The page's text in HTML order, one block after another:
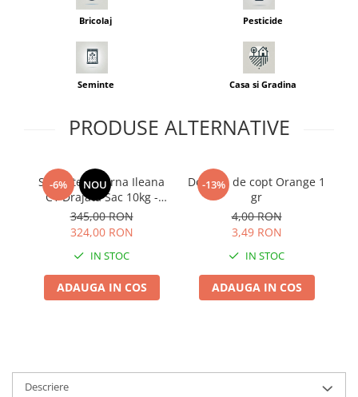
Seminte varza
Seminte Vinete
Seminte zucchini
Seminte Legume Profesionale
Pesticide
Adjuvant
Ingrasaminte plante
Bricolaj Pesticide
Seminte Casa si Gradina
PRODUSE ALTERNATIVE
-6% NOU
Seminte Lucerna Ileana
C1 Drajata Sac 10kg -
Furaj Premium de Inalta
Productivitate
345,00 RON
324,00 RON
IN STOC
ADAUGA IN COS
-13%
Dovleac de copt Orange 1
gr
4,00 RON
3,49 RON
IN STOC
ADAUGA IN COS
Descriere